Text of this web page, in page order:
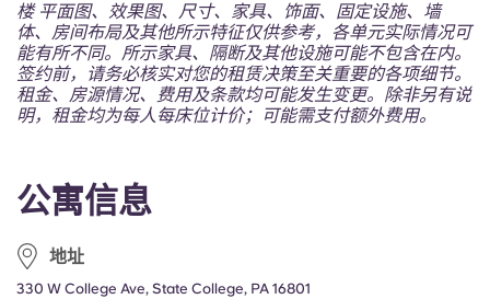
公寓信息
地址
330 W College Ave, State College, PA 16801
楼 平面图、效果图、尺寸、家具、饰面、固定设施、墙
体、房间布局及其他所示特征仅供参考，各单元实际情况可
能有所不同。所示家具、隔断及其他设施可能不包含在内。
签约前，请务必核实对您的租赁决策至关重要的各项细节。
租金、房源情况、费用及条款均可能发生变更。除非另有说
明，租金均为每人每床位计价；可能需支付额外费用。